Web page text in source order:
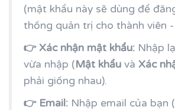
(mật khẩu này sẽ dùng để
thống quản trị cho thành viên -
👉 Xác nhận mật khẩu: Nhập
vừa nhập (Mật khẩu và Xác
phải giống nhau).
👉 Email: Nhập email của bạn